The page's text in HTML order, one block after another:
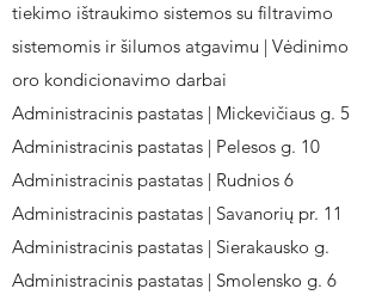
tiekimo ištraukimo sistemos su filtravimo
sistemomis ir šilumos atgavimu | Vėdinimo
oro kondicionavimo darbai
Administracinis pastatas | Mickevičiaus g. 5
Administracinis pastatas | Pelesos g. 10
Administracinis pastatas | Rudnios 6
Administracinis pastatas | Savanorių pr. 11
Administracinis pastatas | Sierakausko g.
Administracinis pastatas | Smolensko g. 6